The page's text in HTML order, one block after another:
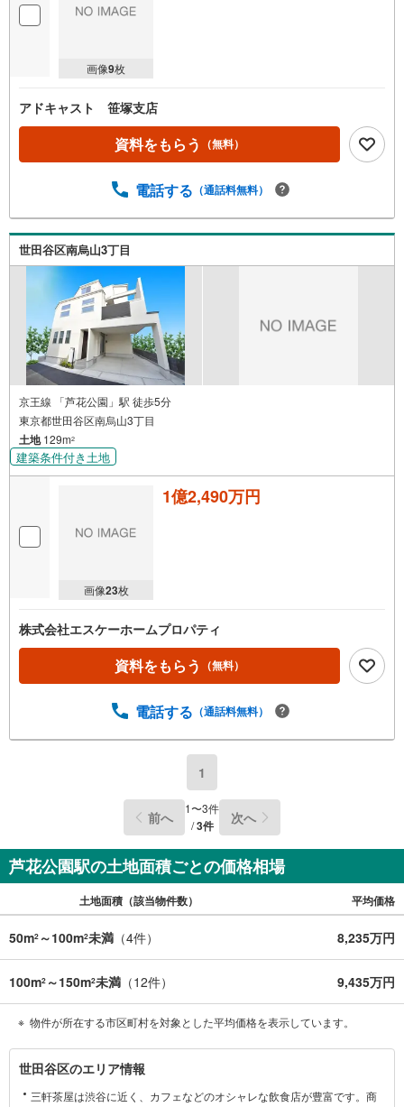
画像9枚
アドキャスト 笹塚支店
資料をもらう （無料）
電話する （通話料無料）
世田谷区南烏山3丁目
京王線 「芦花公園」駅 徒歩5分
東京都世田谷区南烏山3丁目
土地129m2
建築条件付き土地
画像23枚
1億2,490万円
株式会社エスケーホームプロパティ
資料をもらう （無料）
電話する （通話料無料）
1
前へ 1〜3件
/3件 次へ
芦花公園駅の土地面積ごとの価格相場
土地面積（該当物件数） 平均価格
50m2 ～100m2未満 （4件） 8,235万円
100m2 ～150m2未満 （12件） 9,435万円
物件が所在する市区町村を対象とした平均価格を表示しています。
世
田
谷
世田谷区のエリア情報
三軒茶屋は渋谷に近く、カフェなどのオシャレな飲食店が豊富です。商